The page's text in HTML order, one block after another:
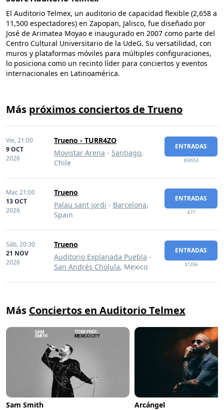
El Auditorio Telmex, un auditorio de capacidad flexible (2,658 a
11,500 espectadores) en Zapopan, Jalisco, fue diseñado por
José de Arimatea Moyao e inaugurado en 2007 como parte del
Centro Cultural Universitario de la UdeG. Su versatilidad, con
muros y plataformas móviles para múltiples configuraciones,
lo posiciona como un recinto líder para conciertos y eventos
internacionales en Latinoamérica.
Más próximos conciertos de Trueno
Vie,21:00
9 OCT
2026
Trueno - TURR4ZO
Movistar Arena - Santiago,
Chile
ENTRADAS
$59553
Mar,21:00
13 OCT
2026
Trueno
Palau sant jordi - Barcelona,
Spain
ENTRADAS
€77
Sáb,20:30
21 NOV
2026
Trueno
Auditorio Explanada Puebla -
San Andrés Cholula, Mexico
ENTRADAS
$1256
Más Conciertos en Auditorio Telmex
Sam Smith Arcángel